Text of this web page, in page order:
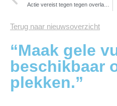
Terug naar nieuwsoverzicht
“Maak gele
beschikbaar
plekken.”